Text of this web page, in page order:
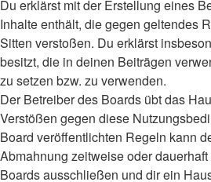
Du erklärst mit der Erstellung eines
Inhalte enthält, die gegen geltendes
Sitten verstoßen. Du erklärst
besitzt, die in deinen Beiträgen
zu setzen bzw. zu verwenden.
Der Betreiber des Boards übt das
Verstößen gegen diese
Board veröffentlichten Regeln kann
Abmahnung zeitweise oder
Boards ausschließen und dir ein